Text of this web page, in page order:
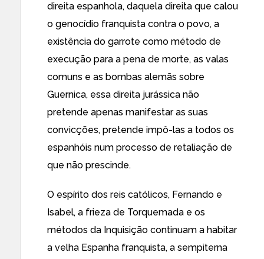
direita espanhola, daquela direita que calou
o genocídio franquista contra o povo, a
existência do garrote como método de
execução para a pena de morte, as valas
comuns e as bombas alemãs sobre
Guernica, essa direita jurássica não
pretende apenas manifestar as suas
convicções, pretende impô-las a todos os
espanhóis num processo de retaliação de
que não prescinde.
O espírito dos reis católicos, Fernando e
Isabel, a frieza de Torquemada e os
métodos da Inquisição continuam a habitar
a velha Espanha franquista, a sempiterna